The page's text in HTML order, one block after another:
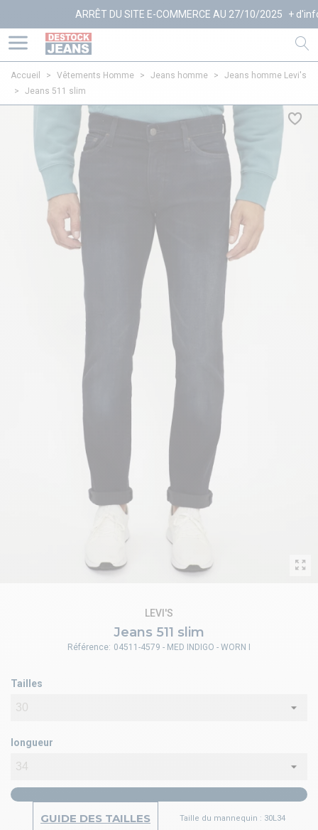
ARRÊT DU SITE E-COMMERCE AU 27/10/2025 + d'infos
Accueil > Vêtements Homme > Jeans homme >
Jeans homme Levi's
>
Jeans 511 slim
Jeans 511 slim
LEVI'S
Tailles
longueur
GUIDE DES TAILLES Taille du mannequin : 30L34
Référence: 04511-4579 - MED INDIGO - WORN I